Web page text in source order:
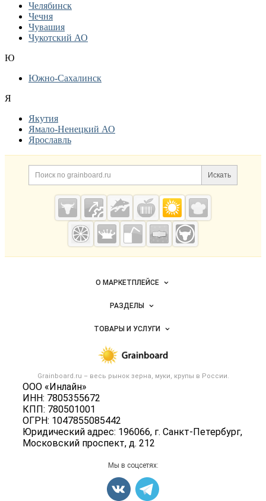
Челябинск
Чечня
Чувашия
Чукотский АО
Ю
Южно-Сахалинск
Я
Якутия
Ямало-Ненецкий АО
Ярославль
Дополнительная информация
Поиск по сайту и
Искать
Cсылки на полезные проекты
Grainboard.ru
— зерно и
мука
Важные разделы и контакты
Grainboard.ru – весь рынок зерна, муки, крупы в России.
ООО «Инлайн»
ИНН: 7805355672
КПП: 780501001
ОГРН: 1047855085442
Юридический адрес: 196066, г. Санкт-Петербург,
Московский проспект, д. 212
Навигация по сайтуО МАРКЕТПЛЕЙСЕ
Новости Grainboard.ru
Размещение рекламы
Публичная оферта
Контактная информация
Политика обработки персональных данных
РАЗДЕЛЫ
Объявления
Новости рынка
ТОВАРЫ И УСЛУГИ
Мука
Оборудование
Прочее
Карта объявлений
Мы в соцсетях: